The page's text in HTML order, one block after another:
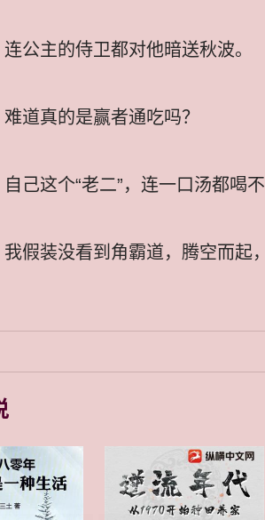
连公主的侍卫都对他暗送秋波。
难道真的是赢者通吃吗？
自己这个“老二”，连一口汤都喝
我假装没看到角霸道，腾空而起